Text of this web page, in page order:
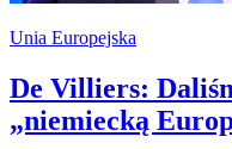
Unia Europejska
De Villiers:
„niemiecką